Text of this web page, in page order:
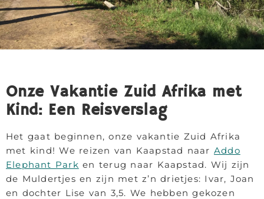
Onze Vakantie Zuid Afrika met
Kind: Een Reisverslag
Het gaat beginnen, onze vakantie Zuid Afrika
met kind! We reizen van Kaapstad naarAddo
Elephant Park en terug naar Kaapstad. Wij zijn
de Muldertjes en zijn met z’n drietjes: Ivar, Joan
en dochter Lise van 3,5. We hebben gekozen